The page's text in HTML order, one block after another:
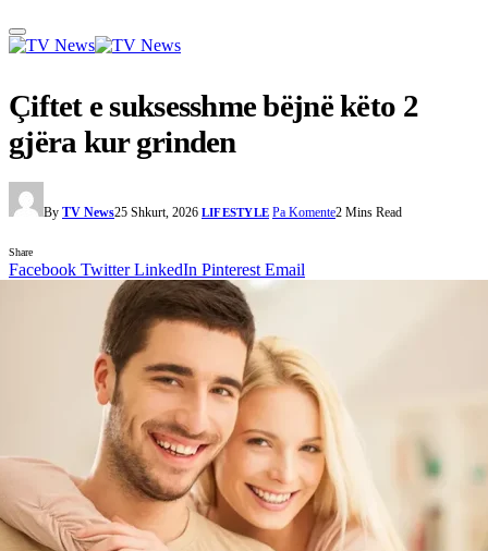
Çiftet e suksesshme bëjnë këto 2
gjëra kur grinden
By TV News25 Shkurt, 2026 LIFESTYLE Pa Komente2 Mins Read
Share
Facebook Twitter LinkedIn Pinterest Email